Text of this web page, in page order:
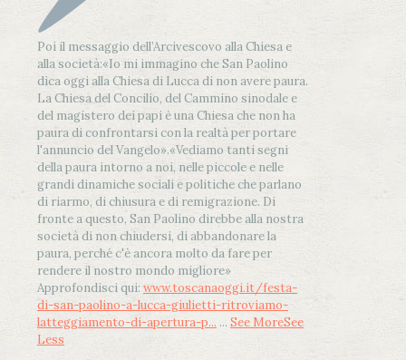
Poi il messaggio dell’Arcivescovo alla Chiesa e
alla società:«Io mi immagino che San Paolino
dica oggi alla Chiesa di Lucca di non avere paura.
La Chiesa del Concilio, del Cammino sinodale e
del magistero dei papi è una Chiesa che non ha
paura di confrontarsi con la realtà per portare
l'annuncio del Vangelo».«Vediamo tanti segni
della paura intorno a noi, nelle piccole e nelle
grandi dinamiche sociali e politiche che parlano
di riarmo, di chiusura e di remigrazione. Di
fronte a questo, San Paolino direbbe alla nostra
società di non chiudersi, di abbandonare la
paura, perché c'è ancora molto da fare per
rendere il nostro mondo migliore»
Approfondisci qui: www.toscanaoggi.it/festa-
di-san-paolino-a-lucca-giulietti-ritroviamo-
latteggiamento-di-apertura-p... ... See MoreSee
Less